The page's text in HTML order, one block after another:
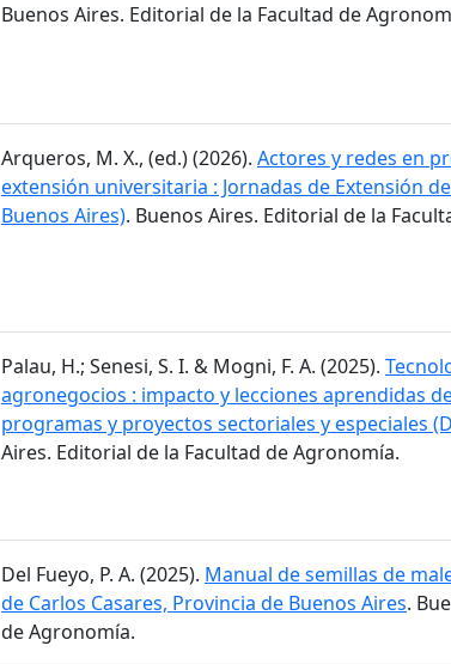
Buenos Aires. Editorial de la Facultad de
Arqueros, M. X., (ed.) (2026). Actores y redes en
extensión universitaria : Jornadas de Extensión de
Buenos Aires). Buenos Aires. Editorial de la
Palau, H.; Senesi, S. I. & Mogni, F. A. (2025).
agronegocios : impacto y lecciones aprendidas
programas y proyectos sectoriales y especiales
Aires. Editorial de la Facultad de Agronomía.
Del Fueyo, P. A. (2025). Manual de semillas de
de Carlos Casares, Provincia de Buenos Aires.
de Agronomía.